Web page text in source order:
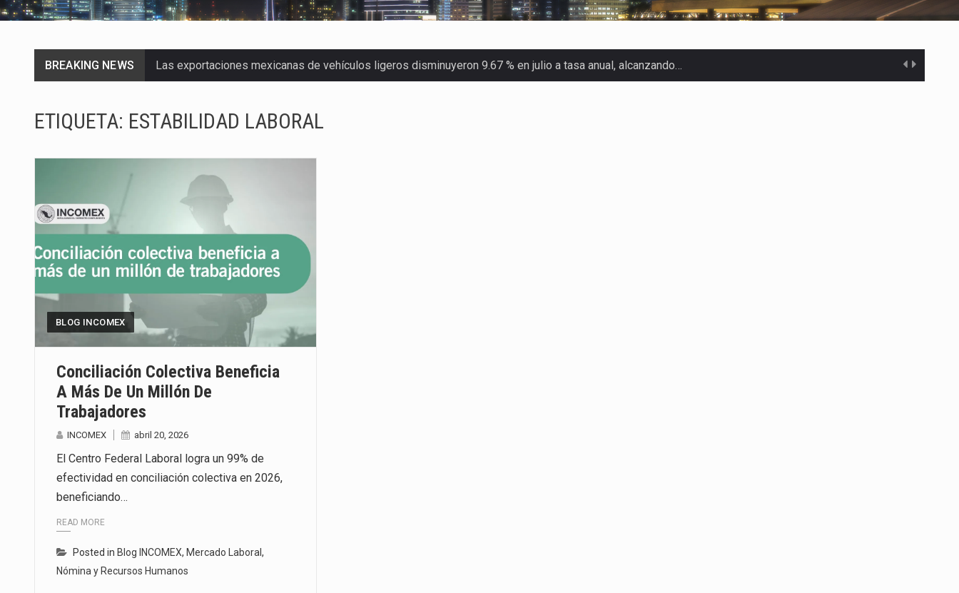
BREAKING NEWS Las exportaciones mexicanas de vehículos ligeros disminuyeron 9.67 % en julio a tasa anual, alcanzando…
La Coalition for a Prosperous America (CPA) solicitó al gobierno de Estados Unidos mantener e…
Ante la suspensión temporal de las inspecciones sanitarias del Departamento de Agricultura de Estados Unidos…
Los créditos fiscales determinados a empresas IMMEX rara vez nacen de una interpretación equivocada de…
La industria automotriz mexicana concentra más de la mitad de las quejas bajo el Mecanismo…
La inversión fija bruta en México registró un aumento de 1.1% interanual en mayo de…
El gobierno de Estados Unidos anunciará un arancel del 15 % sobre los productos fabricados…
ETIQUETA: ESTABILIDAD LABORAL
BLOG INCOMEX
Conciliación Colectiva Beneficia
A Más De Un Millón De
Trabajadores
INCOMEX abril 20, 2026
El Centro Federal Laboral logra un 99% de
efectividad en conciliación colectiva en 2026,
beneficiando…
READ MORE
Posted in Blog INCOMEX, Mercado Laboral ,
Nómina y Recursos Humanos